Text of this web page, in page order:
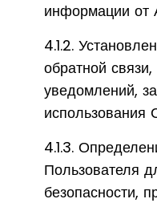
информации от
4.1.2.
обратной
уведомлений,
использования
4.1.3.
Пользователя
безопасности,